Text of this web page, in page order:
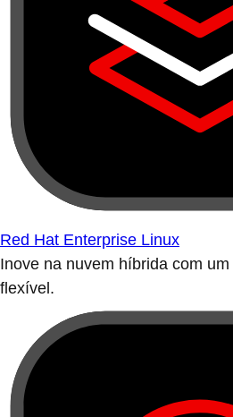
Red Hat Enterprise Linux
Inove na nuvem híbrida com
flexível.